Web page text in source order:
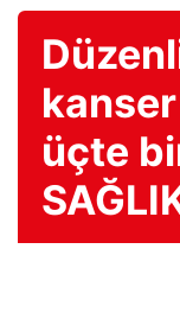
kanser
üçte